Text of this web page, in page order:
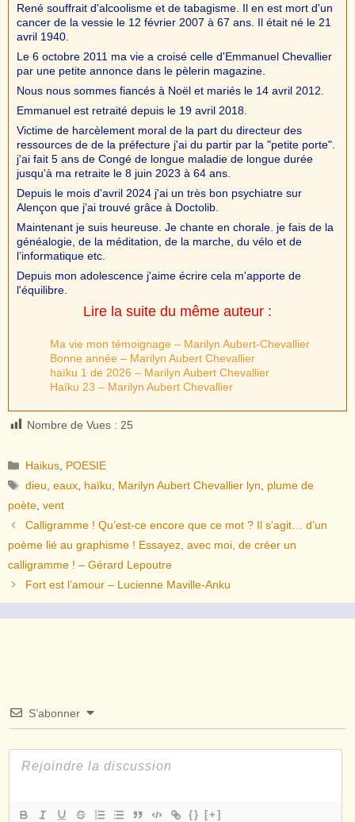
René souffrait d'alcoolisme et de tabagisme. Il en est mort d'un
cancer de la vessie le 12 février 2007 à 67 ans. Il était né le 21
avril 1940.
Le 6 octobre 2011 ma vie a croisé celle d'Emmanuel Chevallier
par une petite annonce dans le pèlerin magazine.
Nous nous sommes fiancés à Noël et mariés le 14 avril 2012.
Emmanuel est retraité depuis le 19 avril 2018.
Victime de harcèlement moral de la part du directeur des
ressources de de la préfecture j'ai du partir par la "petite porte".
j'ai fait 5 ans de Congé de longue maladie de longue durée
jusqu'à ma retraite le 8 juin 2023 à 64 ans.
Depuis le mois d'avril 2024 j'ai un très bon psychiatre sur
Alençon que j'ai trouvé grâce à Doctolib.
Maintenant je suis heureuse. Je chante en chorale. je fais de la
généalogie, de la méditation, de la marche, du vélo et de
l’informatique etc.
Depuis mon adolescence j'aime écrire cela m'apporte de
l'équilibre.
Lire la suite du même auteur :
Ma vie mon témoignage – Marilyn Aubert-Chevallier
Bonne année – Marilyn Aubert Chevallier
haïku 1 de 2026 – Marilyn Aubert Chevallier
Haïku 23 – Marilyn Aubert Chevallier
Nombre de Vues : 25
Catégories
Haikus POESIE
Étiquettes
dieu ,eaux haïku Marilyn Aubert Chevallier lyn
plume de
poète vent
Calligramme ! Qu’est-ce encore que ce mot ? Il s’agit… d’un
poème lié au graphisme ! Essayez, avec moi, de créer un
calligramme ! – Gérard Lepoutre
Fort est l’amour – Lucienne Maville-Anku
S’abonner
{} [+]